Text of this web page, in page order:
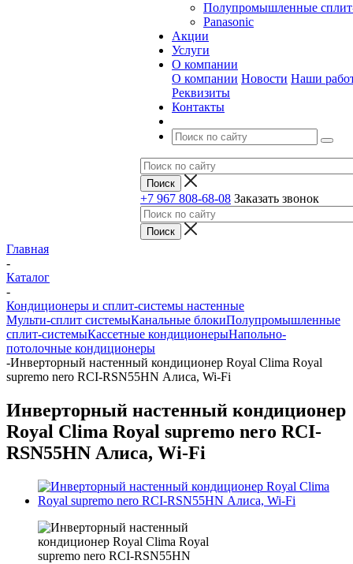
Полупромышленные
Panasonic
Акции
Услуги
О компании
О компании Новости Наши
Реквизиты
Контакты
+7 967 808-68-08 Заказать звонок
Главная
-
Каталог
-
Кондиционеры и сплит-системы настенные
Мульти-сплит системыКанальные блокиПолупромышленные
сплит-системыКассетные кондиционерыНапольно-
потолочные кондиционеры
-Инверторный настенный кондиционер Royal Clima Royal
supremo nero RCI-RSN55HN Алиса, Wi-Fi
Инверторный настенный кондиционер
Royal Clima Royal supremo nero RCI-
RSN55HN Алиса, Wi-Fi